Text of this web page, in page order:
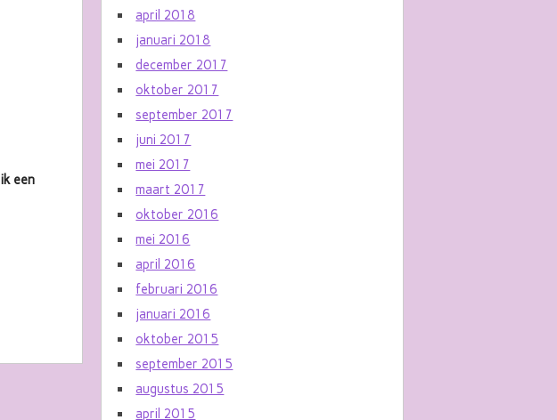
een
april 2018
januari 2018
december 2017
oktober 2017
september 2017
juni 2017
mei 2017
maart 2017
oktober 2016
mei 2016
april 2016
februari 2016
januari 2016
oktober 2015
september 2015
augustus 2015
april 2015